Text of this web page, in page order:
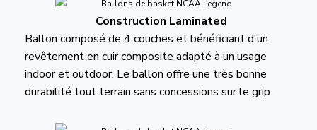
Construction Laminated
Ballon composé de 4 couches et bénéficiant d'un
revêtement en cuir composite adapté à un usage
indoor et outdoor. Le ballon offre une très bonne
durabilité tout terrain sans concessions sur le grip.